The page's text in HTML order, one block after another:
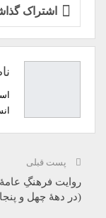
اشتراک
پست قبلی
روایت فرهنگِ عامۀ
(در دهۀ چهل و پنجاه)